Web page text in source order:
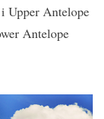
Upper Antelope
Antelope